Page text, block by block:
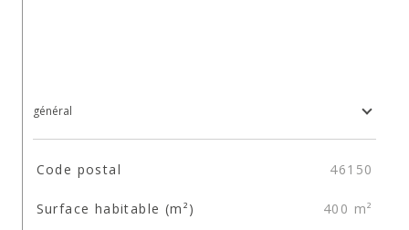
général
TRAD_SIROCCO_Caracteristique
Code postal 46150
Surface habitable (m²) 400 m²